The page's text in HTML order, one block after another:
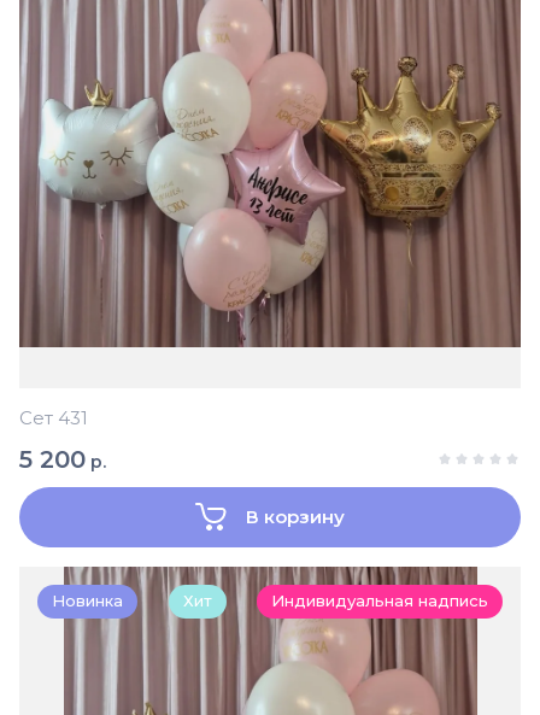
Сет 431
5 200 р.
В корзину
Новинка Хит Индивидуальная надпись